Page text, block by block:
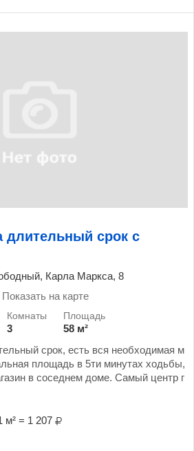
длительный срок с
Карла Маркса, 8
на карте
3
58 м²
срок, есть вся необходимая м
площадь в 5ти минутах ходьбы,
в соседнем доме. Самый центр г
м² = 1 207